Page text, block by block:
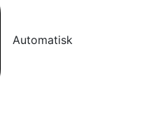
Automatisk